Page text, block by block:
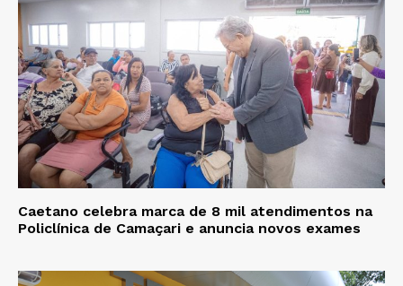
Caetano celebra marca de 8 mil atendimentos na
Policlínica de Camaçari e anuncia novos exames